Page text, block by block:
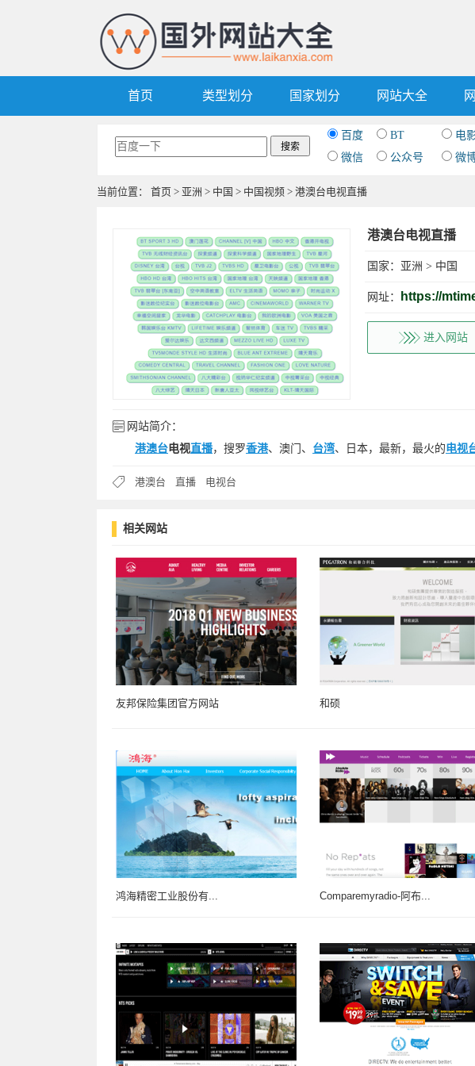
首页 类型划分 国家划分 网站大全
百度 BT 电
微信
公众号 微
当前位置： 首页 > 亚洲 > 中国 > 中国视频 > 港澳台电视直播
港澳台电视直播
国家： 亚洲 > 中国
网址： https://
进入网站
网站简介：
港澳台电视直播，搜罗香港、澳门、 台湾、日本，最新，最火的电视
港澳台 直播 电视台
相关网站
友邦保险集团官方网站 和硕
鸿海精密工业股份有... Comparemyradio-阿布...